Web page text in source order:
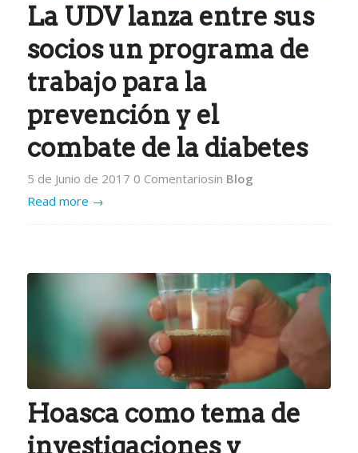
La UDV lanza entre sus
socios un programa de
trabajo para la
prevención y el
combate de la diabetes
5 de Junio de 2017 0 Comentariosin Blog
Read more →
Hoasca como tema de
investigaciones y